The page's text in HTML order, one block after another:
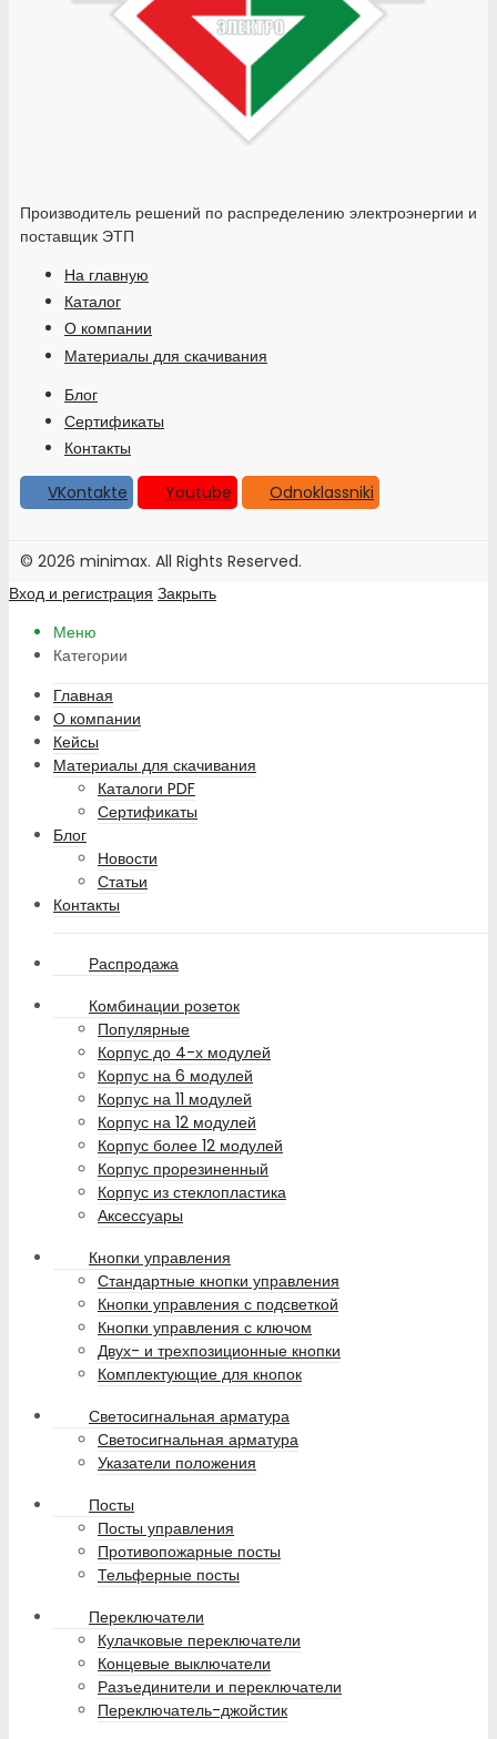
Производитель решений по распределению электроэнергии и
поставщик ЭТП
На главную
Каталог
О компании
Материалы для скачивания
Блог
Сертификаты
Контакты
VKontakte
Youtube Odnoklassniki
© 2026 minimax. All Rights Reserved.
Вход и регистрация Закрыть
Меню
Категории
Главная
О компании
Кейсы
Материалы для скачивания
Каталоги PDF
Сертификаты
Блог
Новости
Статьи
Контакты
Распродажа
Комбинации розеток
Популярные
Корпус до 4-х модулей
Корпус на 6 модулей
Корпус на 11 модулей
Корпус на 12 модулей
Корпус более 12 модулей
Корпус прорезиненный
Корпус из стеклопластика
Аксессуары
Кнопки управления
Стандартные кнопки управления
Кнопки управления с подсветкой
Кнопки управления с ключом
Двух- и трехпозиционные кнопки
Комплектующие для кнопок
Светосигнальная арматура
Светосигнальная арматура
Указатели положения
Посты
Посты управления
Противопожарные посты
Тельферные посты
Переключатели
Кулачковые переключатели
Концевые выключатели
Разъединители и переключатели
Переключатель-джойстик